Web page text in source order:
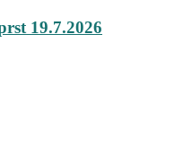
19.7.2026